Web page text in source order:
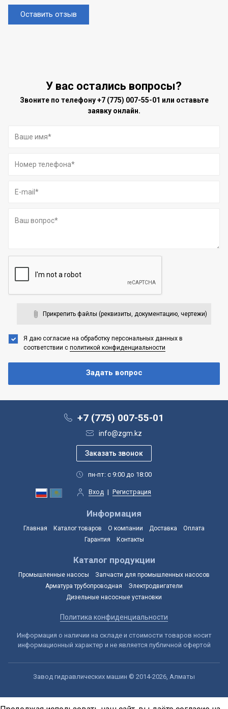
Оставить отзыв
У вас остались вопросы?
Звоните по телефону+7 (775) 007-55-01 или оставьте
заявку онлайн.
Прикрепить файлы (реквизиты, документацию, чертежи)
Я даю согласие на обработку персональных данных в
соответствии с политикой конфиденциальности
+7 (775) 007-55-01
info@zgm.kz
пн-пт: с 9:00 до 18:00
Вход | Регистрация
Информация
Главная Каталог товаров О компании Доставка
Оплата
Гарантия
Контакты
Каталог продукции
Промышленные насосы
Запчасти для промышленных насосов
Арматура трубопроводная
Электродвигатели
Дизельные насосные установки
Политика конфиденциальности
Информация о наличии на складе и стоимости товаров носит
информационный характер и не является публичной офертой
Завод гидравлических машин © 2014-2026, Алматы